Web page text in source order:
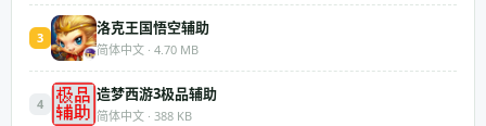
3
洛克王国悟空辅助
简体中文 · 4.70 MB
4
造梦西游3极品辅助
简体中文 · 388 KB